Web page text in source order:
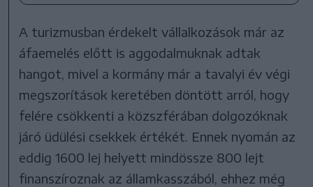
A turizmusban érdekelt vállalkozások már az
áfaemelés előtt is aggodalmuknak adtak
hangot, mivel a kormány már a tavalyi év végi
megszorítások keretében döntött arról, hogy
felére csökkenti a közszférában dolgozóknak
járó üdülési csekkek értékét. Ennek nyomán az
eddig 1600 lej helyett mindössze 800 lejt
finanszíroznak az államkasszából, ehhez még